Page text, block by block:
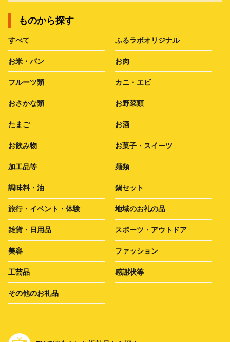
ものから探す
すべて ふるラボオリジナル
お米・パン お肉
フルーツ類 カニ・エビ
おさかな類 お野菜類
たまご お酒
お飲み物 お菓子・スイーツ
加工品等 麺類
調味料・油 鍋セット
旅行・イベント・体験 地域のお礼の品
雑貨・日用品 スポーツ・アウトドア
美容 ファッション
工芸品 感謝状等
その他のお礼品